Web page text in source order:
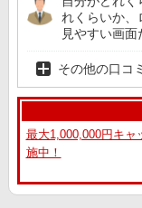
れくらいか、
見やすい画面
その他の口コ
最大1,000,000円キャ
施中！